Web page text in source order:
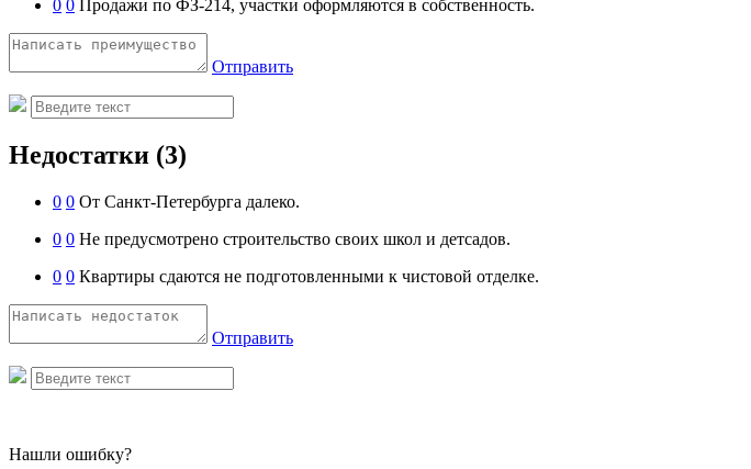
0 0 Продажи по ФЗ-214, участки оформляются в собственность.
Отправить
Недостатки (3)
0 0 От Санкт-Петербурга далеко.
0 0 Не предусмотрено строительство своих школ и детсадов.
0 0 Квартиры сдаются не подготовленными к чистовой отделке.
Отправить
Нашли ошибку?